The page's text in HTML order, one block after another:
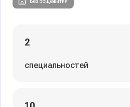
2
специальностей